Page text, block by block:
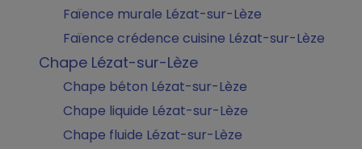
Faïence murale Lézat-sur-Lèze
Faïence crédence cuisine Lézat-sur-Lèze
Chape Lézat-sur-Lèze
Chape béton Lézat-sur-Lèze
Chape liquide Lézat-sur-Lèze
Chape fluide Lézat-sur-Lèze